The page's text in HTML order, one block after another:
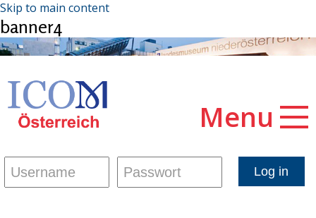
Skip to main content
banner4
Menu